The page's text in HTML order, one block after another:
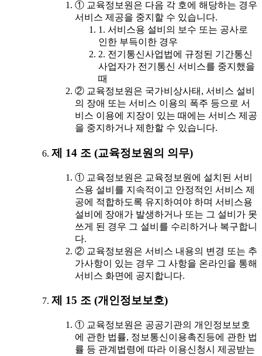
① 교육정보원은 다음 각 호에 해당하는 경우
서비스 제공을 중지할 수 있습니다.
1. 서비스용 설비의 보수 또는 공사로
인한 부득이한 경우
2. 전기통신사업법에 규정된 기간통신
사업자가 전기통신 서비스를 중지했을
때
② 교육정보원은 국가비상사태, 서비스 설비
의 장애 또는 서비스 이용의 폭주 등으로 서
비스 이용에 지장이 있는 때에는 서비스 제공
을 중지하거나 제한할 수 있습니다.
제 14 조 (교육정보원의 의무)
① 교육정보원은 교육정보원에 설치된 서비
스용 설비를 지속적이고 안정적인 서비스 제
공에 적합하도록 유지하여야 하며 서비스용
설비에 장애가 발생하거나 또는 그 설비가 못
쓰게 된 경우 그 설비를 수리하거나 복구합니
다.
② 교육정보원은 서비스 내용의 변경 또는 추
가사항이 있는 경우 그 사항을 온라인을 통해
서비스 화면에 공지합니다.
제 15 조 (개인정보보호)
① 교육정보원은 공공기관의 개인정보보호
에 관한 법률, 정보통신이용촉진등에 관한 법
률 등 관계법령에 따라 이용신청시 제공받는